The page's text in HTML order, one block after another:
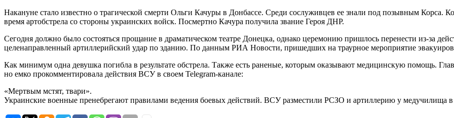
Накануне стало известно о трагической смерти Ольги Качуры в Донбассе. Среди сослуживцев ее знали под позывным Корса.
время артобстрела со стороны украинских войск. Посмертно Качура получила звание Героя ДНР.
Сегодня должно было состояться прощание в драматическом театре Донецка, однако церемонию пришлось перенести из-за
целенаправленный артиллерийский удар по зданию. По данным РИА Новости, пришедших на траурное мероприятие
Как минимум одна девушка погибла в результате обстрела. Также есть раненые, которым оказывают медицинскую помощь.
но емко прокомментировала действия ВСУ в своем Telegram-канале:
«Мертвым мстят, твари».
Украинские военные пренебрегают правилами ведения боевых действий. ВСУ разместили РСЗО и артиллерию у медучилища